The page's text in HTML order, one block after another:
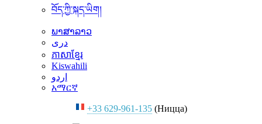
བོད་ཀྱི་སྐད་ཡིག།
ພາສາລາວ
دری
ភាសាខ្មែរ
Kiswahili
اردو
አማርኛ
+33 629-961-135(Ницца)